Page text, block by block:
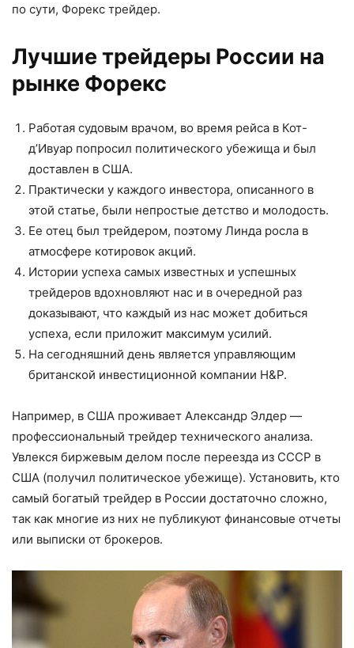
по сути, Форекс трейдер.
Лучшие трейдеры России на
рынке Форекс
Работая судовым врачом, во время рейса в Кот-
д’Ивуар попросил политического убежища и был
доставлен в США.
Практически у каждого инвестора, описанного в
этой статье, были непростые детство и молодость.
Ее отец был трейдером, поэтому Линда росла в
атмосфере котировок акций.
Истории успеха самых известных и успешных
трейдеров вдохновляют нас и в очередной раз
доказывают, что каждый из нас может добиться
успеха, если приложит максимум усилий.
На сегодняшний день является управляющим
британской инвестиционной компании H&P.
Например, в США проживает Александр Элдер —
профессиональный трейдер технического анализа.
Увлекся биржевым делом после переезда из СССР в
США (получил политическое убежище). Установить, кто
самый богатый трейдер в России достаточно сложно,
так как многие из них не публикуют финансовые отчеты
или выписки от брокеров.